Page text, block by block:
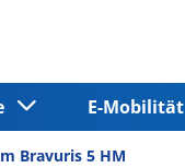
E-Mobilität
Bravuris 5 HM